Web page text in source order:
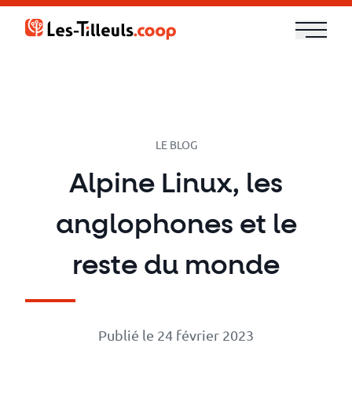
Aller
Formations
Cloud
DevOps
Technologies
LE BLOG
Alpine Linux, les
anglophones et le
reste du monde
Publié le 24 février 2023